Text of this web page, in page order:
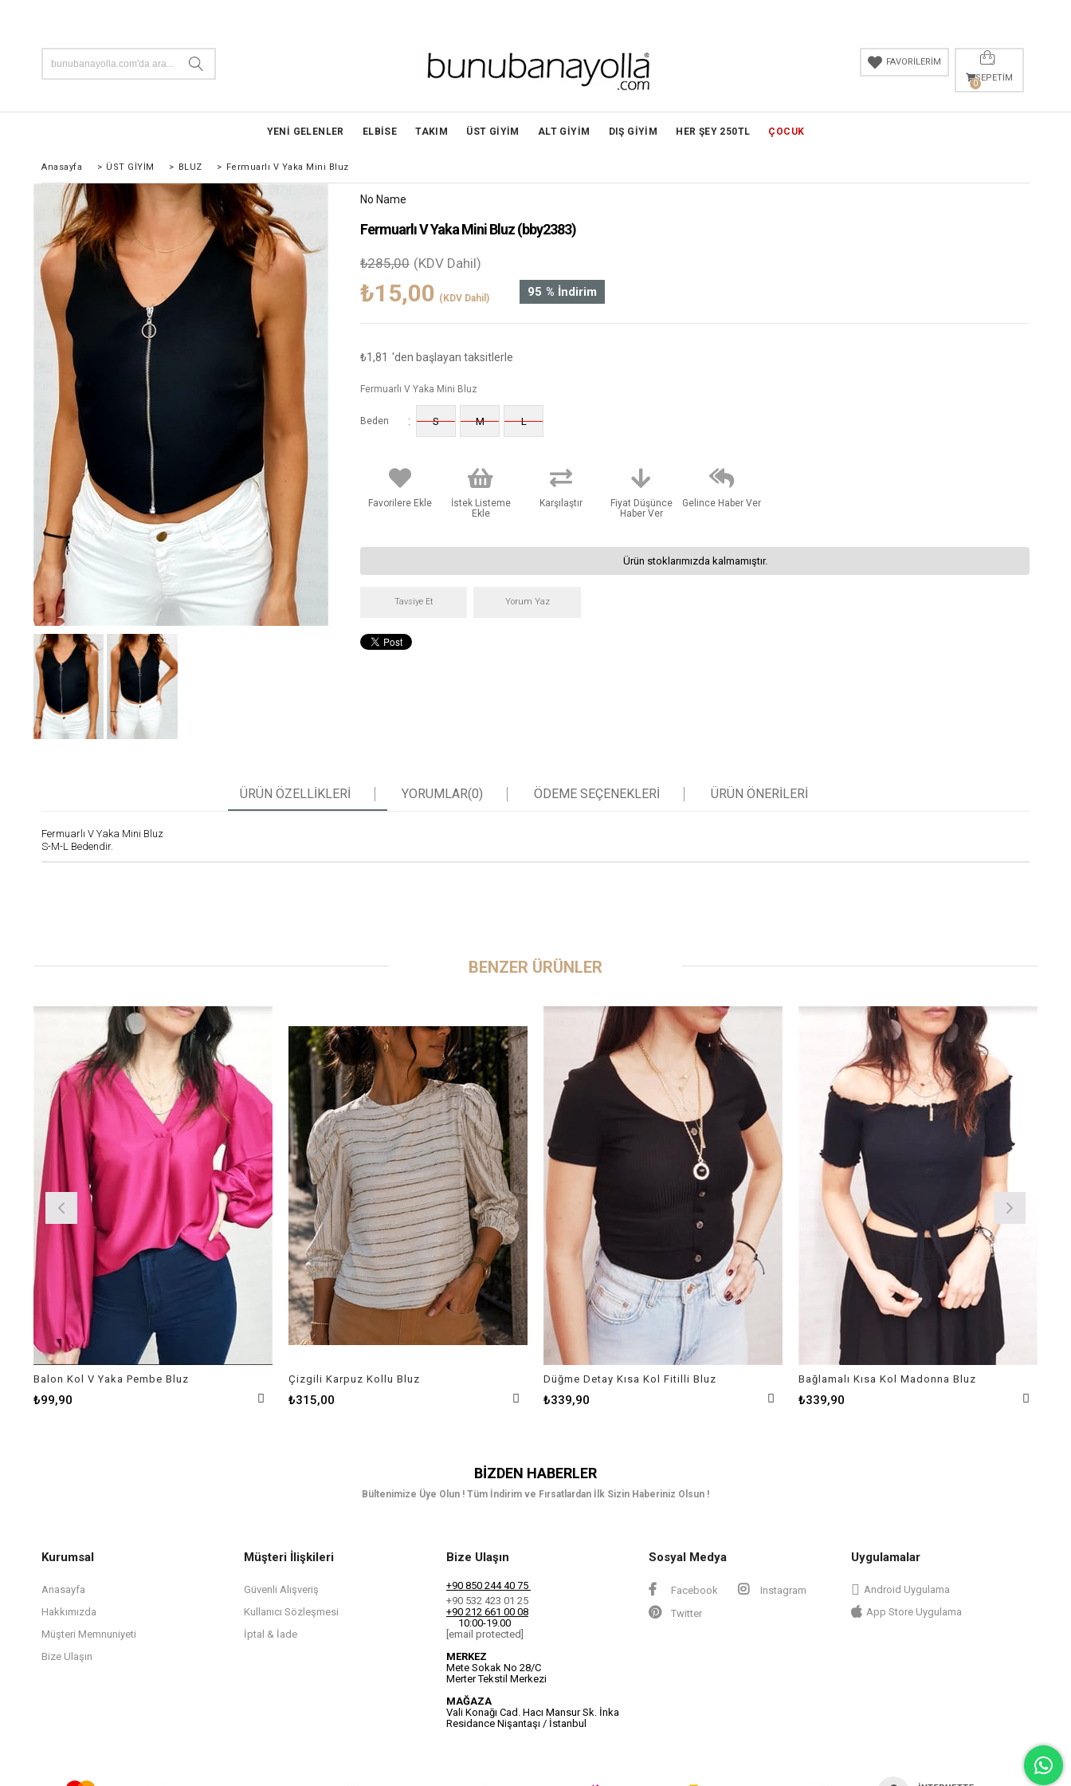
SEPETIM
0
FAVORİLERİM
YENİ GELENLER ELBİSE TAKIM ÜST GİYİM ALT GİYİM DIŞ GİYİM HER ŞEY 250TL ÇOCUK
Anasayfa > ÜST GİYİM > BLUZ > Fermuarlı V Yaka Mini Bluz
No Name
Fermuarlı V Yaka Mini Bluz(bby2383)
%
95 İndirim
₺285,00 (KDV Dahil)
₺15,00 (KDV Dahil)
₺1,81 'den başlayan taksitlerle
Fermuarlı V Yaka Mini Bluz
Beden : S M L
Favorilere Ekle
İstek Listeme
Ekle
Karşılaştır
Fiyat Düşünce
Haber Ver
Gelince Haber Ver
Ürün stoklarımızda kalmamıştır.
Tavsiye Et Yorum Yaz
ÜRÜN ÖZELLIKLERI YORUMLAR(0) ÖDEME SEÇENEKLERI ÜRÜN ÖNERILERI
Fermuarlı V Yaka Mini Bluz
S-M-L Bedendir.
BENZER ÜRÜNLER
Balon Kol V Yaka Pembe Bluz
₺99,90
Çizgili Karpuz Kollu Bluz
₺315,00
Düğme Detay Kısa Kol Fitilli Bluz
₺339,90
Bağlamalı Kısa Kol Madonna Bluz
₺339,90
BIZDEN HABERLER
Bültenimize Üye Olun ! Tüm İndirim ve Fırsatlardan İlk Sizin Haberiniz Olsun !
Kurumsal
Anasayfa
Hakkımızda
Müşteri Memnuniyeti
Bize Ulaşın
Müşteri İlişkileri
Güvenli Alışveriş
Kullanıcı Sözleşmesi
İptal & İade
Bize Ulaşın
+90 850 244 40 75
+90 532 423 01 25
+90 212 661 00 08
10:00-19.00
[email protected]
MERKEZ
Mete Sokak No 28/C
Merter Tekstil Merkezi
MAĞAZA
Vali Konağı Cad. Hacı Mansur Sk. İnka
Residance Nişantaşı / İstanbul
Sosyal Medya
Facebook
Instagram
Twitter
Uygulamalar
Android Uygulama
App Store Uygulama